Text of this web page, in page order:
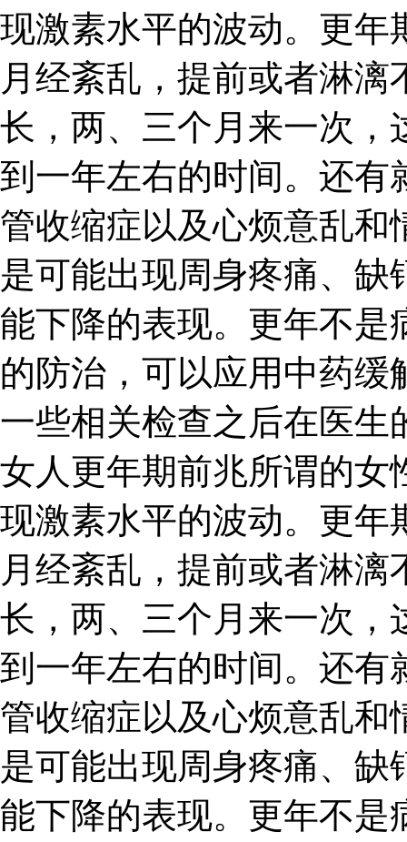
现激素水平的波动。更年
月经紊乱，提前或者淋
长，两、三个月来一次，
到一年左右的时间。还有
管收缩症以及心烦意乱和
是可能出现周身疼痛、
能下降的表现。更年不是
的防治，可以应用中药
一些相关检查之后在医生
女人更年期前兆所谓的女
现激素水平的波动。更年
月经紊乱，提前或者淋
长，两、三个月来一次，
到一年左右的时间。还有
管收缩症以及心烦意乱和
是可能出现周身疼痛、
能下降的表现。更年不是